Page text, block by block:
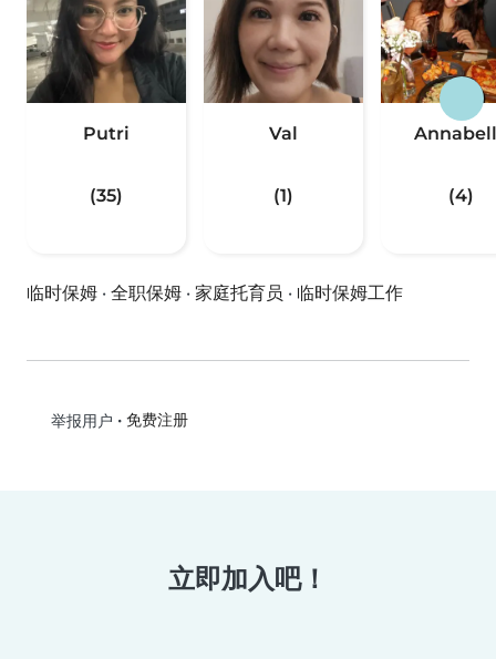
Putri
(35)
Val
(1) (4)
临时保姆 · 全职保姆 · 家庭托育员 · 临时保姆工作
举报用户 • 免费注册
立即加入吧！